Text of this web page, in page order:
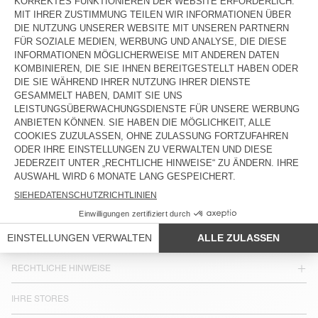
DAMENJEANS LOOSE FIT LYDBAY
NEW
125 € 110 €
LAND/REGION : DEUTSCHLAND
SPRACHE :
BARRIEREFREIHEIT
KUNDENSERVICE
RECHTLICHE HINWEISE
IHRE STORES
NEWSLETTER